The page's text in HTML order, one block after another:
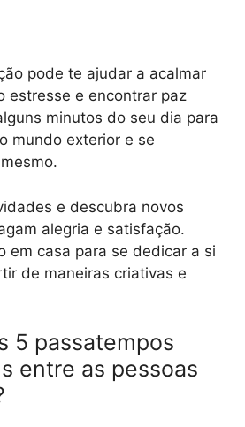
pode te ajudar a acalmar
estresse e encontrar paz
minutos do seu dia para
mundo exterior e se
e descubra novos
alegria e satisfação.
em casa para se dedicar a si
de maneiras criativas e
5 passatempos
entre as pessoas